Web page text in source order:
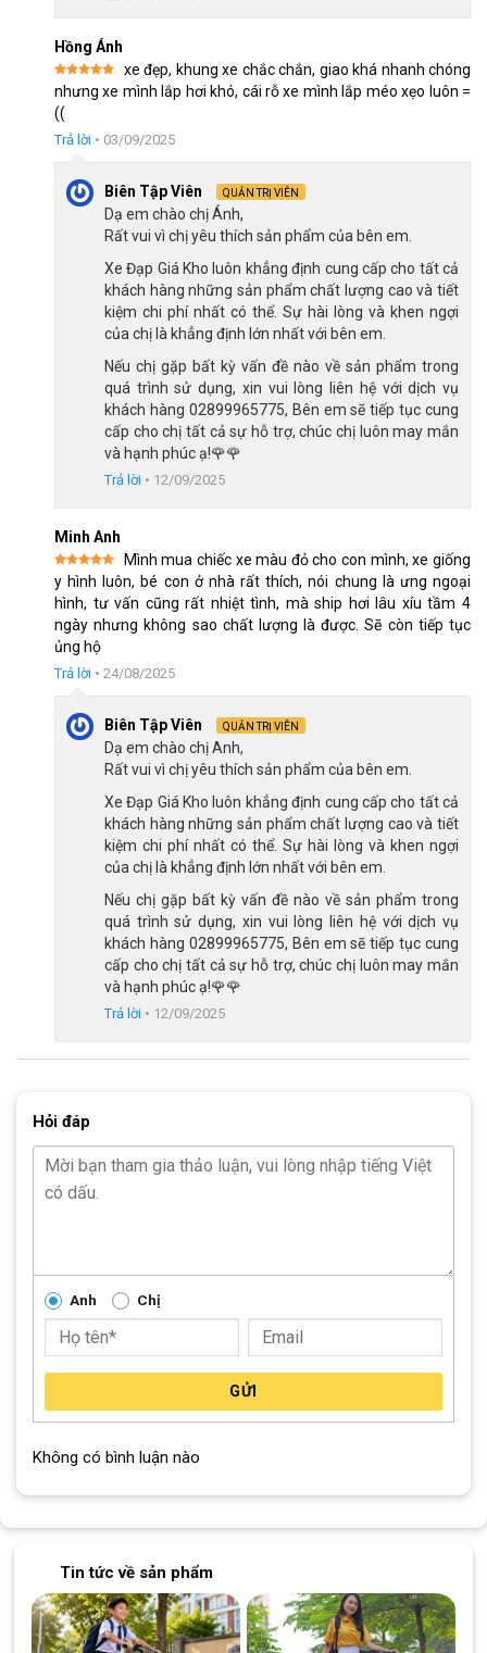
Ngoài ra, yên xe có bọc đệm tạo độ mềm, dễ chịu khi ngồi, bố
mẹ có thể điều chỉnh độ cao của yên cho thoải mái với tư thế
của trẻ. Điều này giúp chiếc xe đồng hành với trẻ lâu dài, nếu bé
có cao thêm vẫn sử dụng được.
Kích thước bánh tiêu chuẩn
Bánh xe 16 inch là kích thước tiêu chuẩn cho trẻ cao từ 1m1
đến 1m2, tức độ tuổi 4 – 7 tuổi, tạo sự cân bằng, dễ điều khiển:
Bánh xe không quá lớn giúp trẻ dễ sử dụng, tiết kiệm sức
Lốp nhiều gai và rãnh, tăng ma sát tiếp xúc mặt đường
tốt, tránh trượt bánh khi ôm cua.
Bánh không quá lớn, nhiều gai và rãnh giúp tăng độ bám
đường
Đây là mảnh ghép lý tưởng cho bé vừa học tập rèn luyện, vừa
vui chơi khỏe mạnh.
Linh kiện tiện lợi cho trẻ
Ngoài thiết kế chắc chắn, xe đạp Raccoon Jason 16 inch được
phụ huynh tìn dùng, trẻ em yêu thích bởi trang bị đầy đủ linh
nhân, sách vở, cặp sách,…
2 bánh phụ: giúp các bé mới tập đạp xe giữ được thăng
bằng mà không cần đến sự giúp đỡ từ người lớn, bé tự tin
Chắn bùn: bảo vệ cơ thể, quần áo không bị bẩn, ướt khi
di chuyển dưới mưa hoặc các đoạn đường có nước.
Hồng Ánh
Được xếp
hạng 55
sao
xe đẹp, khung xe chắc chắn, giao khá nhanh chóng
nhưng xe mình lắp hơi khó, cái rỗ xe mình lắp méo xẹo luôn =
((
Trả lời • 03/09/2025
Biên Tập Viên QUẢN TRỊ VIÊN
Dạ em chào chị Ánh,
Rất vui vì chị yêu thích sản phẩm của bên em.
Xe Đạp Giá Kho luôn khẳng định cung cấp cho tất cả
khách hàng những sản phẩm chất lượng cao và tiết
kiệm chi phí nhất có thể. Sự hài lòng và khen ngợi
của chị là khẳng định lớn nhất với bên em.
Nếu chị gặp bất kỳ vấn đề nào về sản phẩm trong
quá trình sử dụng, xin vui lòng liên hệ với dịch vụ
khách hàng 02899965775, Bên em sẽ tiếp tục cung
cấp cho chị tất cả sự hỗ trợ, chúc chị luôn may mắn
và hạnh phúc ạ!🌹🌹
Trả lời • 12/09/2025
Minh Anh
Được xếp
hạng5 5
sao
Mình mua chiếc xe màu đỏ cho con mình, xe giống
y hình luôn, bé con ở nhà rất thích, nói chung là ưng ngoại
hình, tư vấn cũng rất nhiệt tình, mà ship hơi lâu xíu tầm 4
ngày nhưng không sao chất lượng là được. Sẽ còn tiếp tục
ủng hộ
Trả lời • 24/08/2025
Biên Tập Viên QUẢN TRỊ VIÊN
Dạ em chào chị Anh,
Rất vui vì chị yêu thích sản phẩm của bên em.
Xe Đạp Giá Kho luôn khẳng định cung cấp cho tất cả
khách hàng những sản phẩm chất lượng cao và tiết
kiệm chi phí nhất có thể. Sự hài lòng và khen ngợi
của chị là khẳng định lớn nhất với bên em.
Nếu chị gặp bất kỳ vấn đề nào về sản phẩm trong
quá trình sử dụng, xin vui lòng liên hệ với dịch vụ
khách hàng 02899965775, Bên em sẽ tiếp tục cung
cấp cho chị tất cả sự hỗ trợ, chúc chị luôn may mắn
và hạnh phúc ạ!🌹🌹
Trả lời • 12/09/2025
Hỏi đáp
Anh Chị
GỬI
Không có bình luận nào
Tin tức về sản phẩm